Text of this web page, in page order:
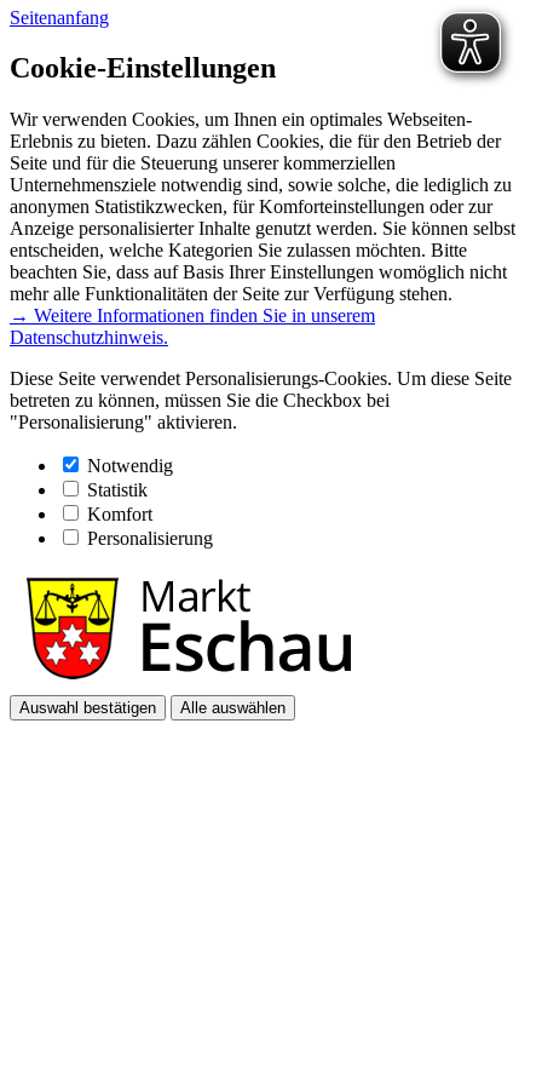
Seitenanfang
Cookie-Einstellungen
Wir verwenden Cookies, um Ihnen ein optimales Webseiten-
Erlebnis zu bieten. Dazu zählen Cookies, die für den Betrieb der
Seite und für die Steuerung unserer kommerziellen
Unternehmensziele notwendig sind, sowie solche, die lediglich zu
anonymen Statistikzwecken, für Komforteinstellungen oder zur
Anzeige personalisierter Inhalte genutzt werden. Sie können selbst
entscheiden, welche Kategorien Sie zulassen möchten. Bitte
beachten Sie, dass auf Basis Ihrer Einstellungen womöglich nicht
mehr alle Funktionalitäten der Seite zur Verfügung stehen.
→ Weitere Informationen finden Sie in unserem
Datenschutzhinweis.
Diese Seite verwendet Personalisierungs-Cookies. Um diese Seite
betreten zu können, müssen Sie die Checkbox bei
"Personalisierung" aktivieren.
Notwendig
Statistik
Komfort
Personalisierung
Auswahl bestätigen Alle auswählen